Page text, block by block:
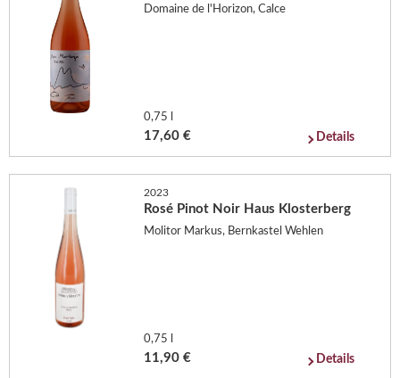
Domaine de l'Horizon, Calce
0,75 l
17,60 € Details
2023
Rosé Pinot Noir Haus Klosterberg
Molitor Markus, Bernkastel Wehlen
0,75 l
11,90 € Details